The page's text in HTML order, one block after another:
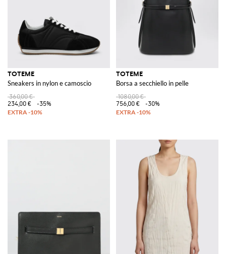
TOTEME
Sneakers in nylon e camoscio
360,00 €
234,00 €
-35%
TOTEME
Borsa a secchiello in pelle
1080,00 €
756,00 €
-30%